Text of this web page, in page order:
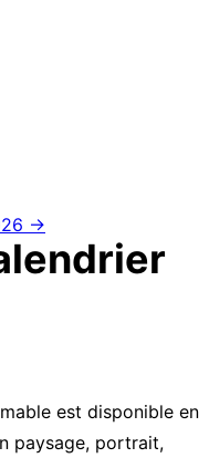
→
est disponible en
paysage, portrait,